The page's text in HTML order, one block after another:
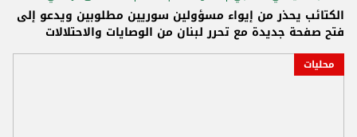
الكتائب يحذر من إيواء مسؤولين سوريين مطلوبين ويدعو إلى
فتح صفحة جديدة مع تحرر لبنان من الوصايات والاحتلالات
محليات